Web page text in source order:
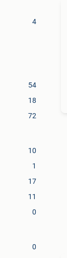
4
54
18
72
10
1
17
11
0
0